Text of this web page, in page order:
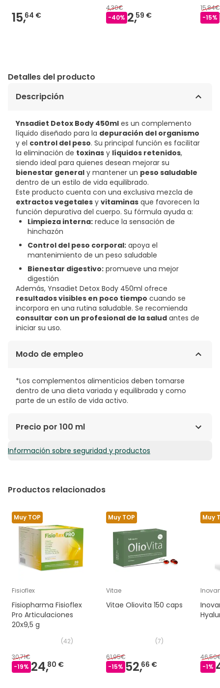
15,64 €
4,30€
-40% 2,59 €
15,84€
-15%
Detalles del producto
Descripción
Ynsadiet Detox Body 450ml es un complemento
líquido diseñado para la depuración del organismo
y el control del peso. Su principal función es facilitar
la eliminación de toxinas y líquidos retenidos,
siendo ideal para quienes desean mejorar su
bienestar general y mantener un peso saludable
dentro de un estilo de vida equilibrado.
Este producto cuenta con una exclusiva mezcla de
extractos vegetales y vitaminas que favorecen la
función depurativa del cuerpo. Su fórmula ayuda a:
Limpieza interna: reduce la sensación de
hinchazón
Control del peso corporal: apoya el
mantenimiento de un peso saludable
Bienestar digestivo: promueve una mejor
digestión
Además, Ynsadiet Detox Body 450ml ofrece
resultados visibles en poco tiempo cuando se
incorpora en una rutina saludable. Se recomienda
consultar con un profesional de la salud antes de
iniciar su uso.
Modo de empleo
*Los complementos alimenticios deben tomarse
dentro de una dieta variada y equilibrada y como
parte de un estilo de vida activo.
Precio por 100 ml
5,06€ / 100 ml
Información sobre seguridad y productos
Productos relacionados
Muy TOP
Fisioflex
Fisiopharma Fisioflex
Pro Articulaciones
20x9,5 g
(42)
30,71€
-19% 24,80 €
Muy TOP
Vitae
Vitae Oliovita 150 caps
(7)
61,95€
-15% 52,66 €
Muy
-1%